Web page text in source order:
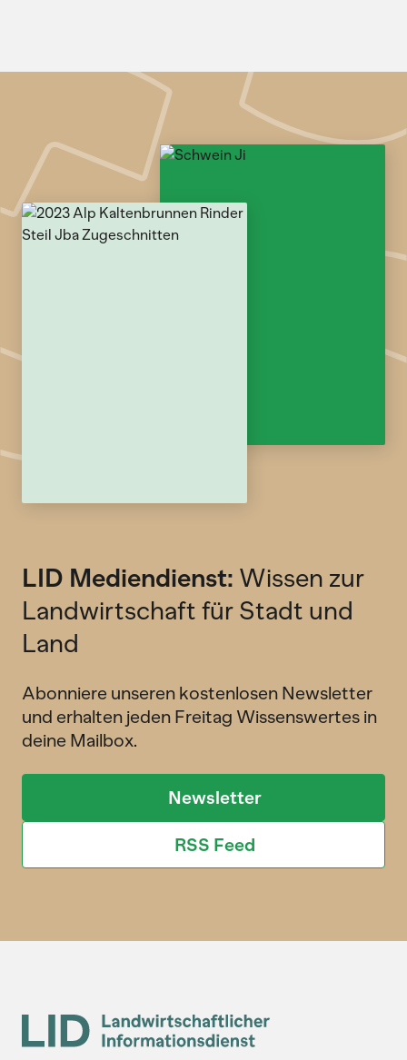
LID Mediendienst: Wissen zur
Landwirtschaft für Stadt und
Land
Abonniere unseren kostenlosen Newsletter
und erhalten jeden Freitag Wissenswertes in
deine Mailbox.
Newsletter
RSS Feed